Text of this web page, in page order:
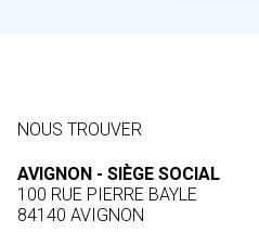
NOUS TROUVER
AVIGNON - SIÈGE SOCIAL
100 RUE PIERRE BAYLE
84140 AVIGNON